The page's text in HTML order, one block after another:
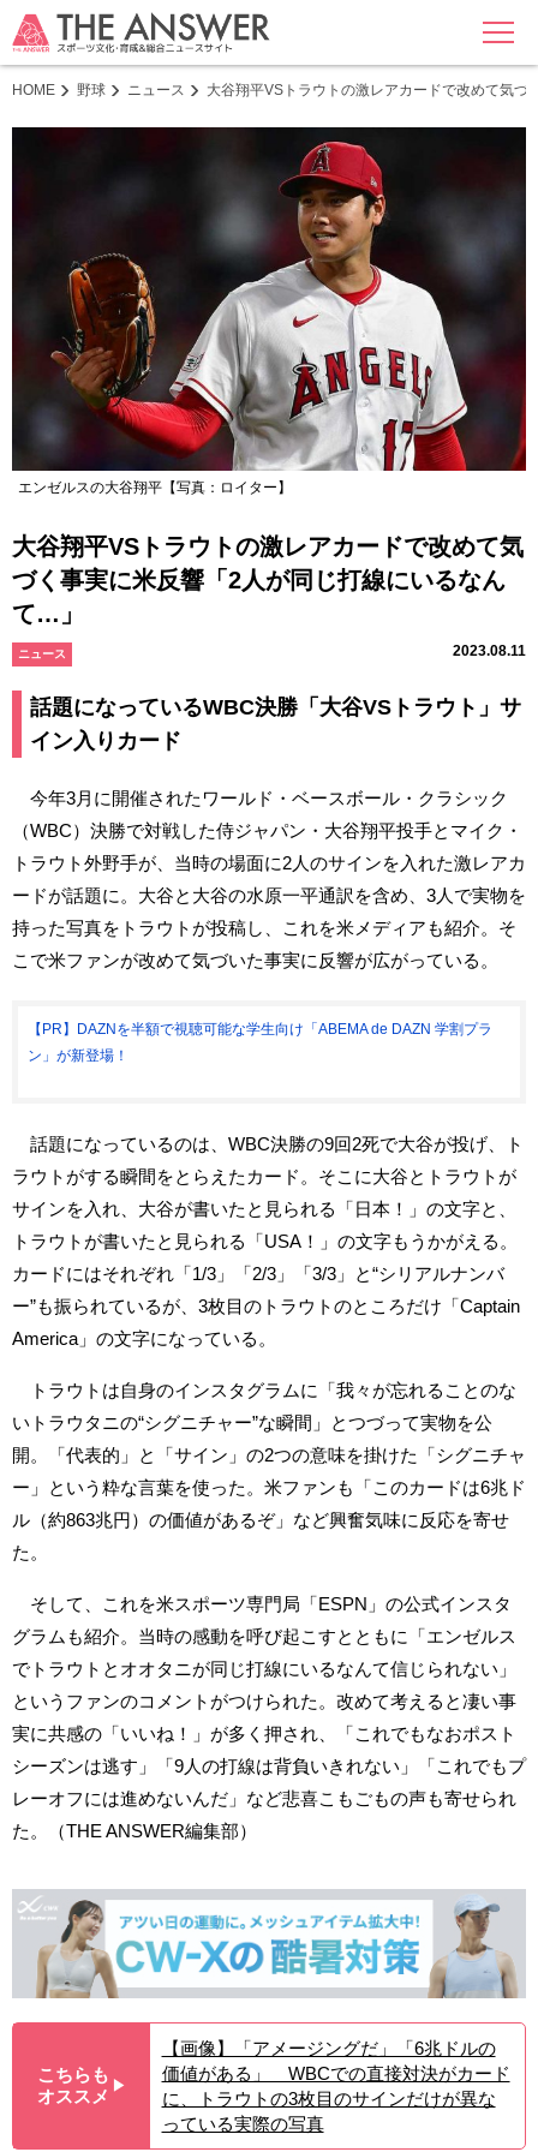
MENU
HOME 野球 ニュース 大谷翔平VSトラウトの激レアカードで改めて気
エンゼルスの大谷翔平【写真：ロイター】
大谷翔平VSトラウトの激レアカードで改めて気
づく事実に米反響「2人が同じ打線にいるなん
て…」
ニュース 2023.08.11
話題になっているWBC決勝「大谷VSトラウト」サ
イン入りカード
今年3月に開催されたワールド・ベースボール・クラシック
（WBC）決勝で対戦した侍ジャパン・大谷翔平投手とマイク・
トラウト外野手が、当時の場面に2人のサインを入れた激レアカ
ードが話題に。大谷と大谷の水原一平通訳を含め、3人で実物を
持った写真をトラウトが投稿し、これを米メディアも紹介。そ
こで米ファンが改めて気づいた事実に反響が広がっている。
【PR】DAZNを半額で視聴可能な学生向け「ABEMA de DAZN 学割プラ
ン」が新登場！
話題になっているのは、WBC決勝の9回2死で大谷が投げ、ト
ラウトがする瞬間をとらえたカード。そこに大谷とトラウトが
サインを入れ、大谷が書いたと見られる「日本！」の文字と、
トラウトが書いたと見られる「USA！」の文字もうかがえる。
カードにはそれぞれ「1/3」「2/3」「3/3」と“シリアルナンバ
ー”も振られているが、3枚目のトラウトのところだけ「Captain
America」の文字になっている。
トラウトは自身のインスタグラムに「我々が忘れることのな
いトラウタニの“シグニチャー”な瞬間」とつづって実物を公
開。「代表的」と「サイン」の2つの意味を掛けた「シグニチャ
ー」という粋な言葉を使った。米ファンも「このカードは6兆ド
ル（約863兆円）の価値があるぞ」など興奮気味に反応を寄せ
た。
そして、これを米スポーツ専門局「ESPN」の公式インスタ
グラムも紹介。当時の感動を呼び起こすとともに「エンゼルス
でトラウトとオオタニが同じ打線にいるなんて信じられない」
というファンのコメントがつけられた。改めて考えると凄い事
実に共感の「いいね！」が多く押され、「これでもなおポスト
シーズンは逃す」「9人の打線は背負いきれない」「これでもプ
レーオフには進めないんだ」など悲喜こもごもの声も寄せられ
た。（THE ANSWER編集部）
こちらも
オススメ ▶︎
【画像】「アメージングだ」「6兆ドルの
価値がある」 WBCでの直接対決がカード
に、トラウトの3枚目のサインだけが異な
っている実際の写真